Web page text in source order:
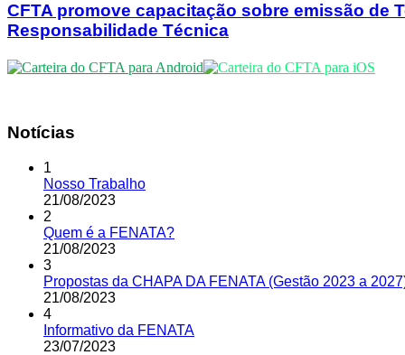
CFTA promove capacitação sobre emissão de
Responsabilidade Técnica
Notícias
1
Nosso Trabalho
21/08/2023
2
Quem é a FENATA?
21/08/2023
3
Propostas da CHAPA DA FENATA (Gestão 2023 a
21/08/2023
4
Informativo da FENATA
23/07/2023